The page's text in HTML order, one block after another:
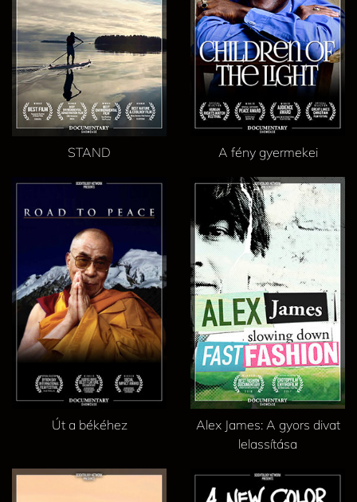
STAND A fény gyermekei
Út a békéhez
Alex James: A gyors divat
lelassítása